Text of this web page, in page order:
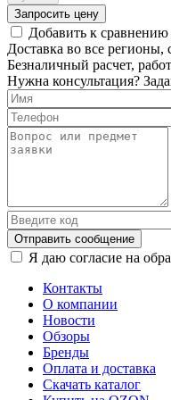
Запросить цену
Добавить к сравнению
Доставка во все регионы,
Безналичный расчет,
Нужна консультация?
Отправить сообщение
Я даю согласие на
Контакты
О компании
Новости
Обзоры
Бренды
Оплата и доставка
Скачать каталог